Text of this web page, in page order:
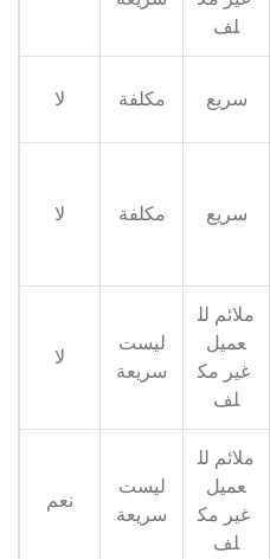
لف
سريع مكلفة لا
سريع مكلفة لا
ملائم لل
عميل
غير مك
لف
ليست
سريعة
لا
ملائم لل
عميل
غير مك
لف
ليست
سريعة
نعم